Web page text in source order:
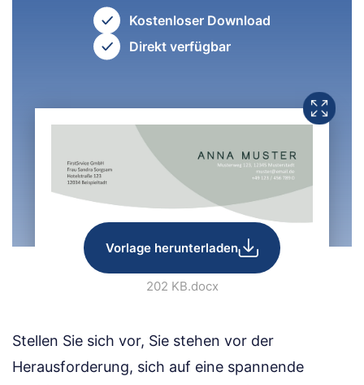
Kostenloser Download
Direkt verfügbar
Vorlage herunterladen
202 KB.docx
Stellen Sie sich vor, Sie stehen vor der
Herausforderung, sich auf eine spannende